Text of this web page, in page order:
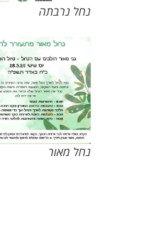
נחל נרבתה
נחל מאור